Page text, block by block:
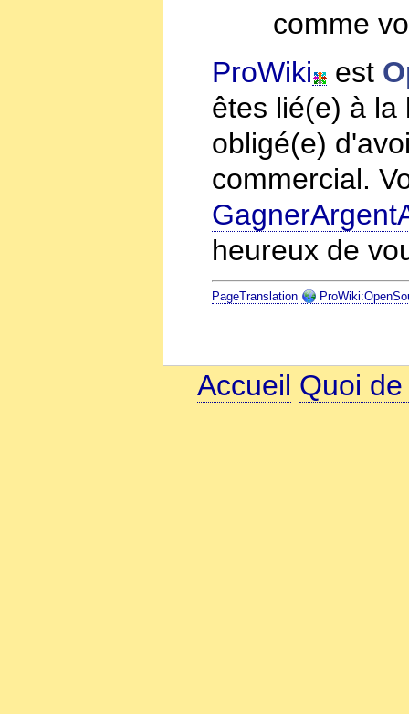
comme
ProWiki
est
êtes lié(e) à la
obligé(e)
commercial.
heureux de
PageTranslation
Accueil Quoi